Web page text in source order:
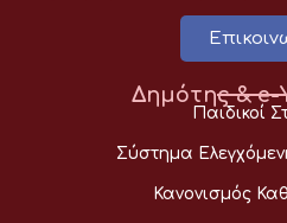
Δημότης & e-
Παιδικοί
Σύστημα
Κανονισμός